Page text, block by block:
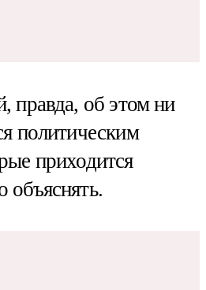
правда, об этом ни
политическим
приходится
объяснять.